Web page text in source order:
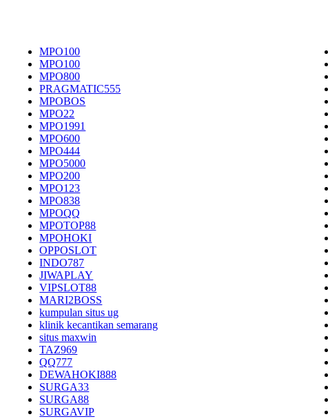
MPO100
MPO100
MPO800
PRAGMATIC555
MPOBOS
MPO22
MPO1991
MPO600
MPO444
MPO5000
MPO200
MPO123
MPO838
MPOQQ
MPOTOP88
MPOHOKI
OPPOSLOT
INDO787
JIWAPLAY
VIPSLOT88
MARI2BOSS
kumpulan situs ug
klinik kecantikan semarang
situs maxwin
TAZ969
QQ777
DEWAHOKI888
SURGA33
SURGA88
SURGAVIP